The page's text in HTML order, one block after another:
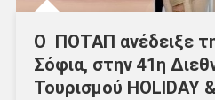
Ο ΠΟΤΑΠ ανέδειξε
Σόφια, στην 41η
Τουρισμού HOLIDAY